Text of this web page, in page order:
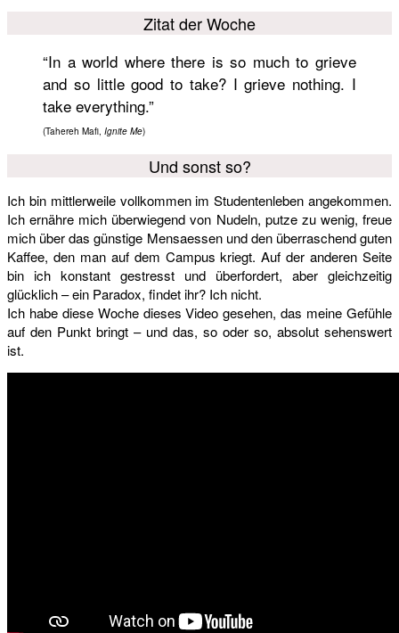
Zitat der Woche
“In a world where there is so much to grieve
and so little good to take? I grieve nothing. I
take everything.”
(Tahereh Mafi, Ignite Me)
Und sonst so?
Ich bin mittlerweile vollkommen im Studentenleben angekommen.
Ich ernähre mich überwiegend von Nudeln, putze zu wenig, freue
mich über das günstige Mensaessen und den überraschend guten
Kaffee, den man auf dem Campus kriegt. Auf der anderen Seite
bin ich konstant gestresst und überfordert, aber gleichzeitig
glücklich – ein Paradox, findet ihr? Ich nicht.
Ich habe diese Woche dieses Video gesehen, das meine Gefühle
auf den Punkt bringt – und das, so oder so, absolut sehenswert
ist.